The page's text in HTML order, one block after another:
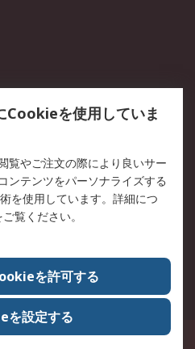
採用情報
コーポレートサイト
RSの歴史
認証について
区神戸町134番地 横浜ビジネスパーク ウ
Cookieを使用していま
覧やご注文の際により良いサー
ンテンツをパーソナライズする
を使用しています。詳細につ
覧ください。
を許可する
を設定する